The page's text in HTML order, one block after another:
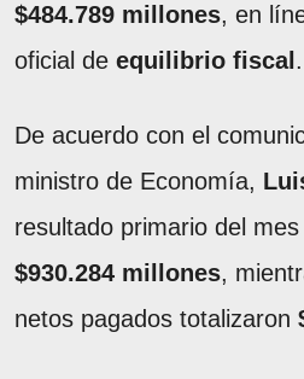
$484.789 millones, en
oficial de equilibrio fiscal .
De acuerdo con el
ministro de Economía,
resultado primario del
$930.284 millones,
netos pagados totalizaron